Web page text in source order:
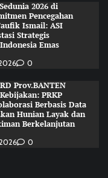
2026 di
Pencegahan
Ismail: ASI
Strategis
Emas
0
Prov.BANTEN
PRKP
Berbasis Data
Hunian Layak dan
Berkelanjutan
0